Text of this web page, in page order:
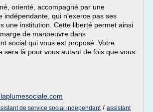
orienté, accompagné par une
indépendante, qui n'exerce pas ses
une institution. Cette liberté permet ainsi
de manoeuvre dans
social qui vous est proposé. Votre
sera là pour vous autant de fois que vous
de service social independant/ assistant